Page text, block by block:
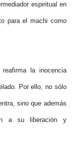
espiritual en
para el machi como
la inocencia
Por ello, no sólo
sino que además
a su liberación y